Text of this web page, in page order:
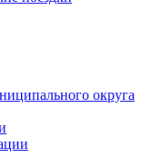
округа